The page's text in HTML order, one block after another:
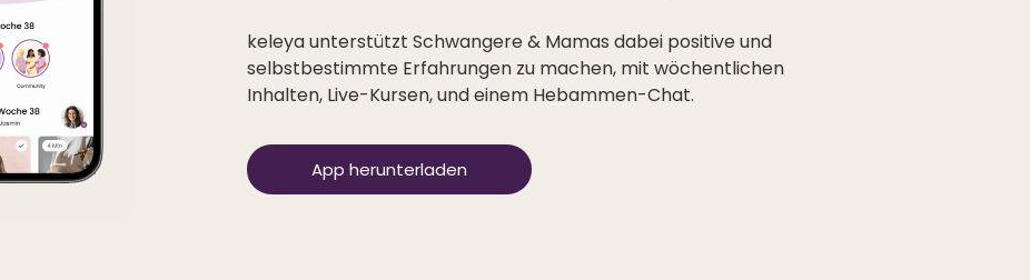
keleya unterstützt Schwangere & Mamas dabei positive und
selbstbestimmte Erfahrungen zu machen, mit wöchentlichen
Inhalten, Live-Kursen, und einem Hebammen-Chat.
App herunterladen